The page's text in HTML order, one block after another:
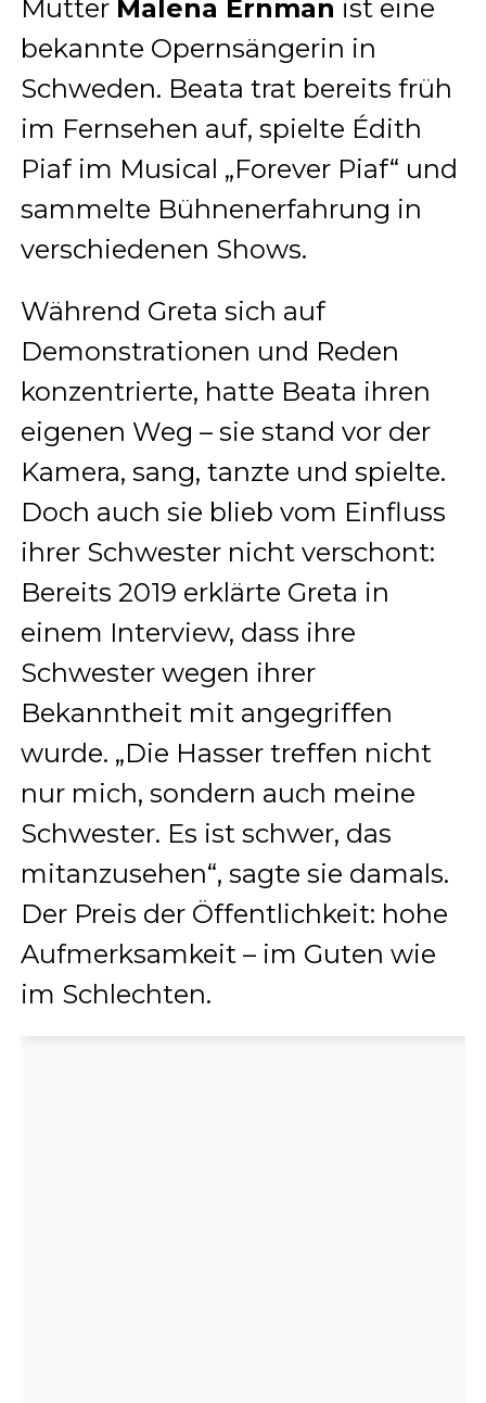
Mutter Malena Ernman ist eine
bekannte Opernsängerin in
Schweden. Beata trat bereits früh
im Fernsehen auf, spielte Édith
Piaf im Musical „Forever Piaf“ und
sammelte Bühnenerfahrung in
verschiedenen Shows.
Während Greta sich auf
Demonstrationen und Reden
konzentrierte, hatte Beata ihren
eigenen Weg – sie stand vor der
Kamera, sang, tanzte und spielte.
Doch auch sie blieb vom Einfluss
ihrer Schwester nicht verschont:
Bereits 2019 erklärte Greta in
einem Interview, dass ihre
Schwester wegen ihrer
Bekanntheit mit angegriffen
wurde. „Die Hasser treffen nicht
nur mich, sondern auch meine
Schwester. Es ist schwer, das
mitanzusehen“, sagte sie damals.
Der Preis der Öffentlichkeit: hohe
Aufmerksamkeit – im Guten wie
im Schlechten.